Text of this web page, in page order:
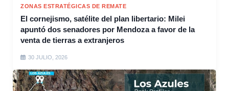
ZONAS ESTRATÉGICAS DE REMATE
El cornejismo, satélite del plan libertario: Milei
apuntó dos senadores por Mendoza a favor de la
venta de tierras a extranjeros
30 JULIO, 2026